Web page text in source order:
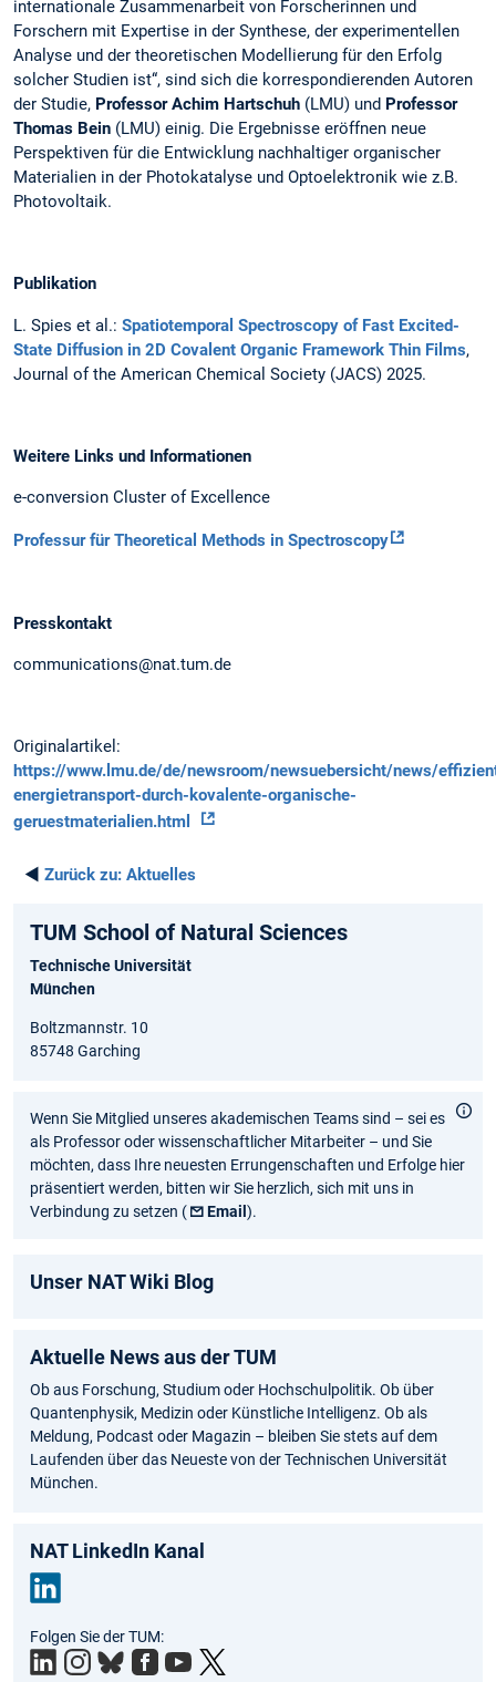
internationale Zusammenarbeit von Forscherinnen und
Forschern mit Expertise in der Synthese, der experimentellen
Analyse und der theoretischen Modellierung für den Erfolg
solcher Studien ist“, sind sich die korrespondierenden Autoren
der Studie, Professor Achim Hartschuh (LMU) und Professor
Thomas Bein (LMU) einig. Die Ergebnisse eröffnen neue
Perspektiven für die Entwicklung nachhaltiger organischer
Materialien in der Photokatalyse und Optoelektronik wie z.B.
Photovoltaik.
Publikation
L. Spies et al.: Spatiotemporal Spectroscopy of Fast Excited-
State Diffusion in 2D Covalent Organic Framework Thin Films,
Journal of the American Chemical Society (JACS) 2025.
Weitere Links und Informationen
e-conversion Cluster of Excellence
Professur für Theoretical Methods in Spectroscopy
Presskontakt
communications@nat.tum.de
Originalartikel:
https://www.lmu.de/de/newsroom/newsuebersicht/news/
energietransport-durch-kovalente-organische-
geruestmaterialien.html
◄ Zurück zu: Aktuelles
TUM School of Natural Sciences
Technische Universität
München
Boltzmannstr. 10
85748 Garching
Wenn Sie Mitglied unseres akademischen Teams sind – sei es
als Professor oder wissenschaftlicher Mitarbeiter – und Sie
möchten, dass Ihre neuesten Errungenschaften und Erfolge hier
präsentiert werden, bitten wir Sie herzlich, sich mit uns in
Verbindung zu setzen (
Email).
Unser NAT Wiki Blog
Aktuelle News aus der TUM
Ob aus Forschung, Studium oder Hochschulpolitik. Ob über
Quantenphysik, Medizin oder Künstliche Intelligenz. Ob als
Meldung, Podcast oder Magazin – bleiben Sie stets auf dem
Laufenden über das Neueste von der Technischen Universität
München.
NAT LinkedIn Kanal
edIn
Folgen Sie der TUM: